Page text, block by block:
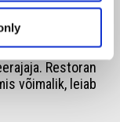
mõtteviisi ja
Restoran
võimalik, leiab